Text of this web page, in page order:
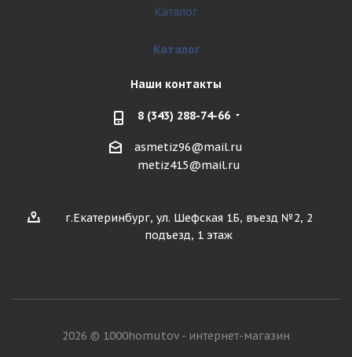
Каталог
Каталог
Наши контакты
8 (343) 288-74-66
asmetiz96@mail.ru
metiz415@mail.ru
г.Екатеринбург, ул. Шефская 1Б, въезд №2, 2
подъезд, 1 этаж
2026 © 1000homutov - интернет-магазин